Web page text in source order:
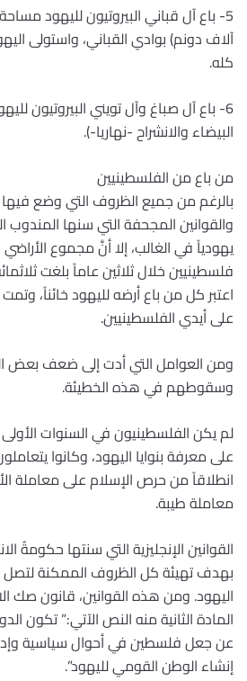
آلاف دونم) بوادي القباني، واستولى
كله.
6- باع آل صباغ وآل تويني البيروتيون
البيضاء والانشراح -نهاريا-).
من باع من الفلسطينيين
بالرغم من جميع الظروف التي وضع
والقوانين المجحفة التي سنها
يهودياً في الغالب، إلا أنَّ مجموع
فلسطينيين خلال ثلاثين عاماً بلغت
اعتبر كل من باع أرضه لليهود خائناً،
على أيدي الفلسطينيين.
ومن العوامل التي أدت إلى ضعف بعض
وسقوطهم في هذه الخطيئة.
لم يكن الفلسطينيون في السنوات الأولى
على معرفة بنوايا اليهود، وكانوا
انطلاقاً من حرص الإسلام على معاملة
معاملة طيبة.
القوانين الإنجليزية التي سنتها حكومةُ
بهدف تهيئة كل الظروف الممكنة لتصل
اليهود. ومن هذه القوانين، قانون صك
المادة الثانية منه النص الآتي:” تكون
عن جعل فلسطين في أحوال سياسية
إنشاء الوطن القومي لليهود”.